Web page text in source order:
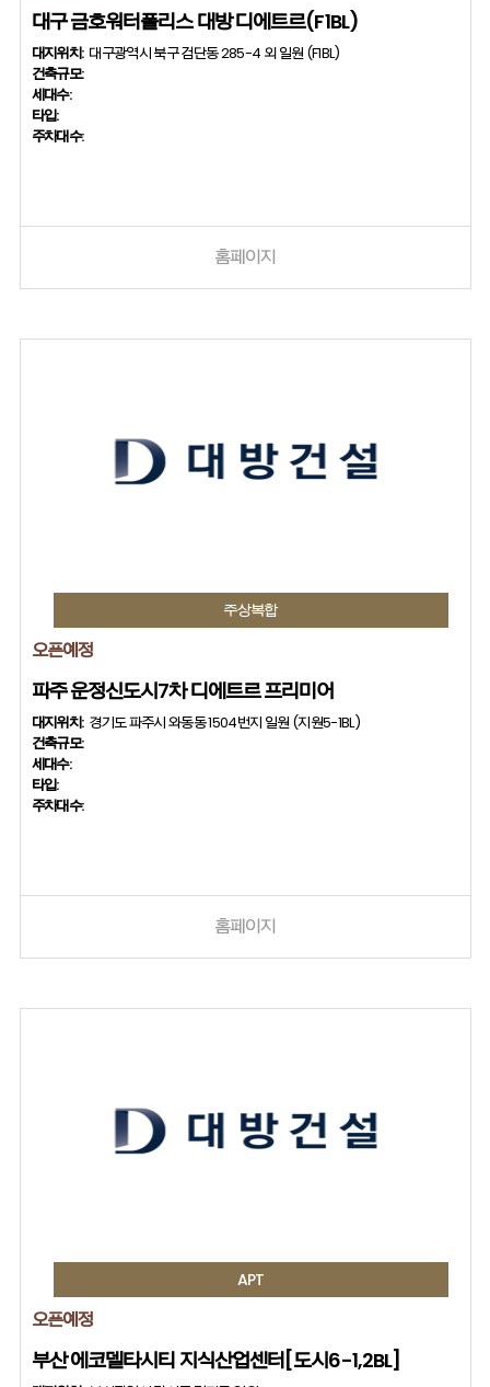
대구 금호워터폴리스 대방 디에트르(F1BL)
대지위치: 대구광역시 북구 검단동 285-4 외 일원 (F1BL)
건축규모:
세대수:
타입:
주차대수:
홈페이지
주상복합
오픈예정
파주 운정신도시7차 디에트르 프리미어
대지위치: 경기도 파주시 와동동 1504번지 일원 (지원5-1BL)
건축규모:
세대수:
타입:
주차대수:
홈페이지
APT
오픈예정
부산 에코델타시티 지식산업센터[도시6-1,2BL]